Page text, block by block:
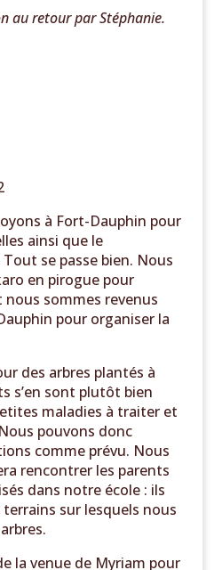
au retour par Stéphanie.
à Fort-Dauphin pour
ainsi que le
se passe bien. Nous
en pirogue pour
sommes revenus
pour organiser la
des arbres plantés à
s’en sont plutôt bien
maladies à traiter et
pouvons donc
comme prévu. Nous
rencontrer les parents
dans notre école : ils
sur lesquels nous
la venue de Myriam pour